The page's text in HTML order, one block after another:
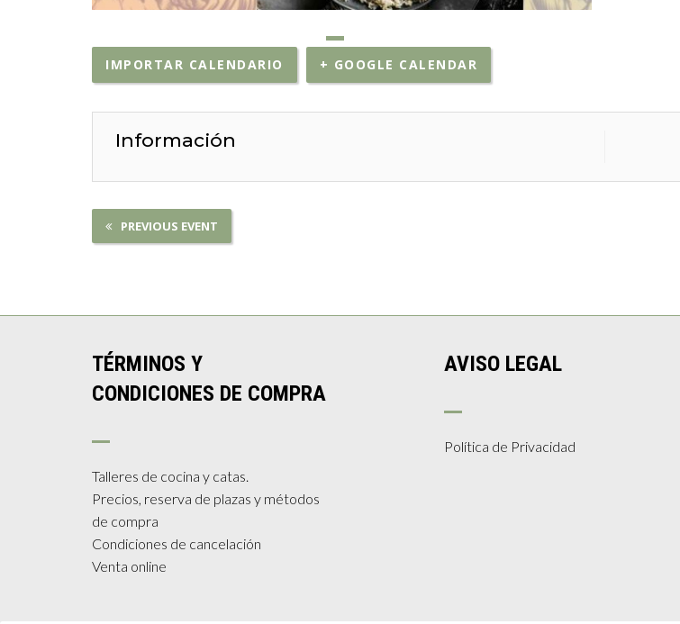
IMPORTAR CALENDARIO + GOOGLE CALENDAR
Información
PREVIOUS EVENT
TÉRMINOS Y
CONDICIONES DE COMPRA
Talleres de cocina y catas.
Precios, reserva de plazas y métodos
de compra
Condiciones de cancelación
Venta online
AVISO LEGAL
Política de Privacidad